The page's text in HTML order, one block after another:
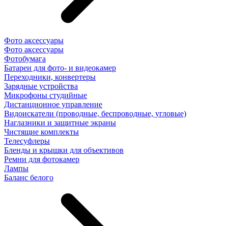
Фото аксессуары
Фото аксессуары
Фотобумага
Батареи для фото- и видеокамер
Переходники, конвертеры
Зарядные устройства
Микрофоны студийные
Дистанционное управление
Видоискатели (проводные, беспроводные, угловые)
Наглазники и защитные экраны
Чистящие комплекты
Телесуфлеры
Бленды и крышки для объективов
Ремни для фотокамер
Лампы
Баланс белого